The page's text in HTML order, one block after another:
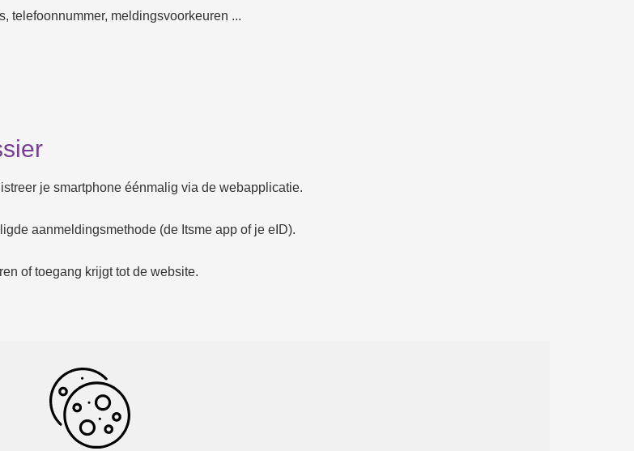
telefoonnummer, meldingsvoorkeuren ...
je smartphone éénmalig via de webapplicatie.
aanmeldingsmethode (de Itsme app of je eID).
of toegang krijgt tot de website.